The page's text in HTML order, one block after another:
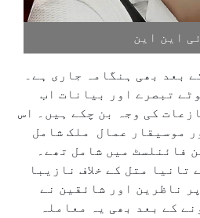
این این
فائنل کے بعد بھی ہنگامہ جاری ہے۔
تبصرے اور بیانات اب
کی وجہ بن چکے ہیں۔ اس
موسیقار عمال ملک شامل
فائنلسٹ میں شامل تھے۔
تانیا متل کے خلاف نازیبا
ناظرین اور شائقین نے
کے بعد بھی یہ معاملہ